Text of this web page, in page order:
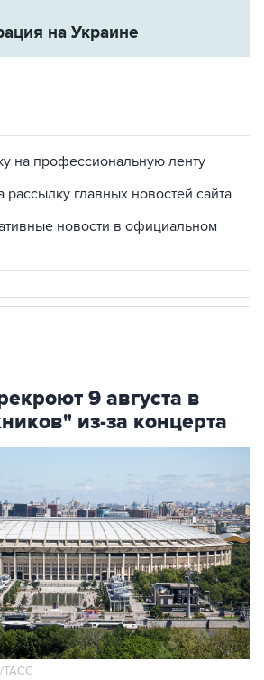
на Украине
на профессиональную ленту
рассылку главных новостей сайта
новости в официальном
9 августа в
из-за концерта
ТАСС